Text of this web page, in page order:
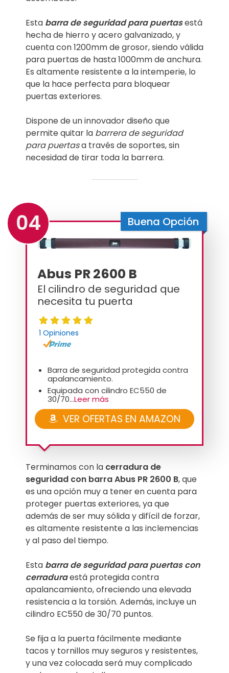
Esta barra de seguridad para puertasestá
hecha de hierro y acero galvanizado, y
cuenta con 1200mm de grosor, siendo válida
para puertas de hasta 1000mm de anchura.
Es altamente resistente a la intemperie, lo
que la hace perfecta para bloquear
puertas exteriores.
Dispone de un innovador diseño que
permite quitar la barrera de seguridad
para puertasa través de soportes, sin
necesidad de tirar toda la barrera.
04 Buena Opción
Abus PR 2600 B
El cilindro de seguridad que
necesita tu puerta
1 Opiniones
Barra de seguridad protegida contra
apalancamiento.
Equipada con cilindro EC550 de
30/70...Leer más
VER OFERTAS EN AMAZON
Terminamos con la cerradura de
seguridad con barra Abus PR 2600 B, que
es una opción muy a tener en cuenta para
proteger puertas exteriores, ya que
además de ser muy sólida y difícil de forzar,
es altamente resistente a las inclemencias
y al paso del tiempo.
Esta barra de seguridad para puertas con
cerraduraestá protegida contra
apalancamiento, ofreciendo una elevada
resistencia a la torsión. Además, incluye un
cilindro EC550 de 30/70 puntos.
Se fija a la puerta fácilmente mediante
tacos y tornillos muy seguros y resistentes,
y una vez colocada será muy complicado